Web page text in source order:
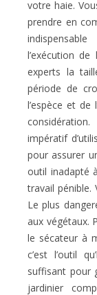
votre haie.
prendre en
l’exécution
experts la
période de
l’espèce et
impératif
pour assurer
outil inadapté
travail pénible.
Le plus
aux végétaux.
le sécateur à
c’est l’outil
suffisant pour
jardinier